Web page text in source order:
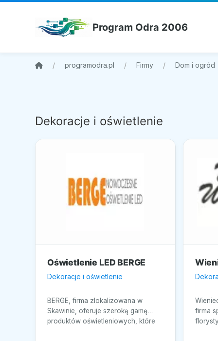
Program Odra 2006
programodra.pl Firmy Dom i ogród
Dekoracje i oświetlenie
Oświetlenie LED BERGE
Dekoracje i oświetlenie
BERGE, firma zlokalizowana w
Skawinie, oferuje szeroką gamę
produktów oświetleniowych, które
firma